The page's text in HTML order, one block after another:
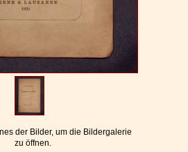
der Bilder, um die Bildergalerie
zu öffnen.